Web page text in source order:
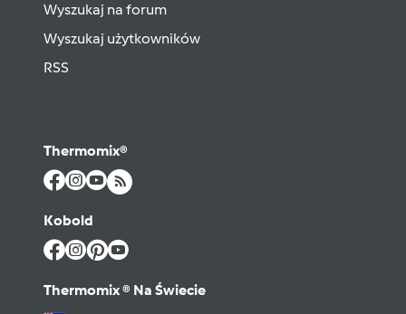
Wyszukaj na forum
Wyszukaj użytkowników
RSS
Thermomix®
Kobold
Thermomix ® Na Świecie